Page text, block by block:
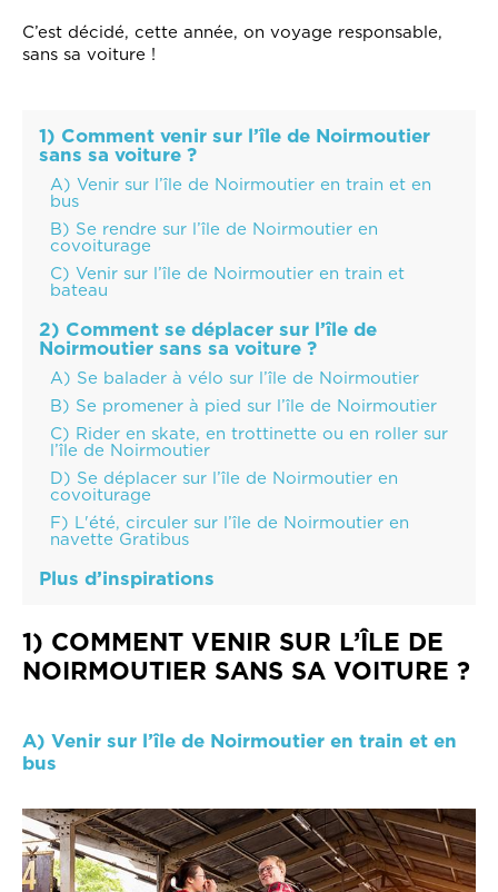
C’est décidé, cette année, on voyage responsable,
sans sa voiture !
1) Comment venir sur l’île de Noirmoutier
sans sa voiture ?
A) Venir sur l’île de Noirmoutier en train et en
bus
B) Se rendre sur l’île de Noirmoutier en
covoiturage
C) Venir sur l’île de Noirmoutier en train et
bateau
2) Comment se déplacer sur l’île de
Noirmoutier sans sa voiture ?
A) Se balader à vélo sur l’île de Noirmoutier
B) Se promener à pied sur l’île de Noirmoutier
C) Rider en skate, en trottinette ou en roller sur
l’île de Noirmoutier
D) Se déplacer sur l’île de Noirmoutier en
covoiturage
F) L'été, circuler sur l’île de Noirmoutier en
navette Gratibus
Plus d’inspirations
1) COMMENT VENIR SUR L’ÎLE DE
NOIRMOUTIER SANS SA VOITURE ?
A) Venir sur l’île de Noirmoutier en train et en
bus